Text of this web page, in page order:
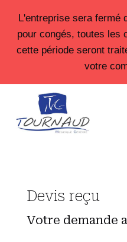
contenu
L'entreprise sera fermé
pour congés, toutes les
cette période seront
votre
Devis reçu
Votre demande